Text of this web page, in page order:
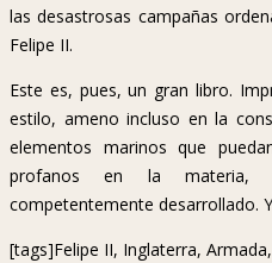
las desastrosas campañas
Felipe II.
Este es, pues, un gran libro.
estilo, ameno incluso en la
elementos marinos que
profanos en la materia,
competentemente desarrollado.
[tags]Felipe II, Inglaterra,